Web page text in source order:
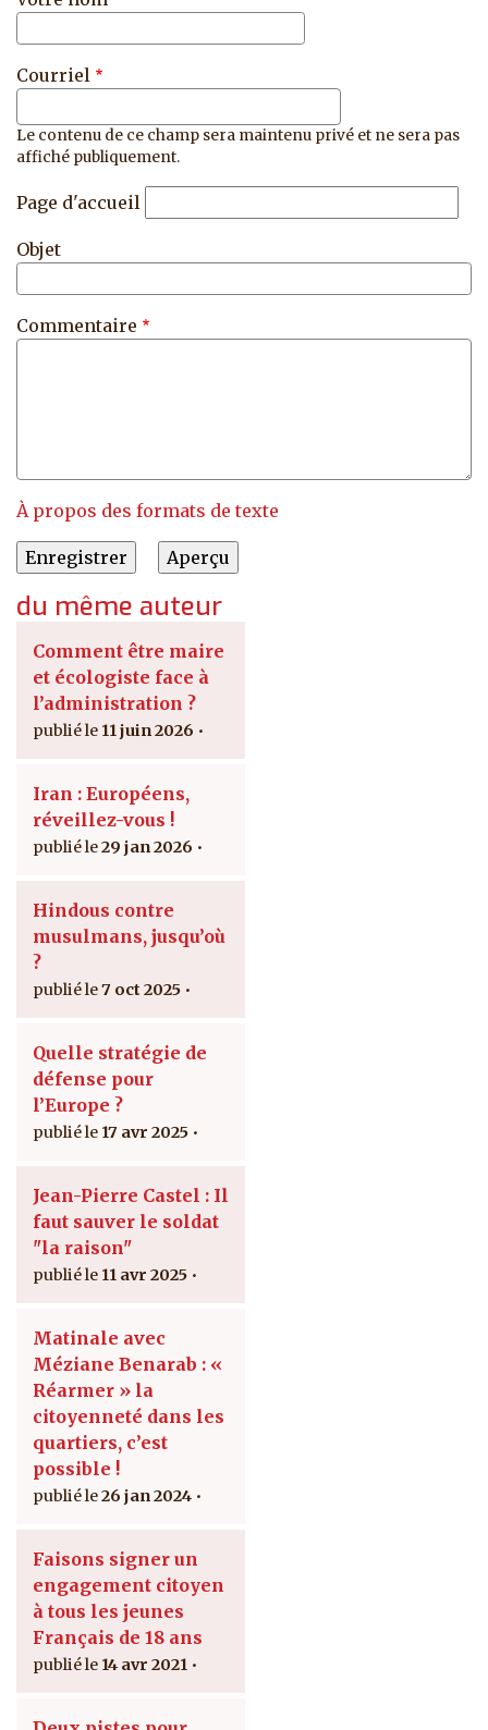
Courriel
Le contenu de ce champ sera maintenu privé et ne sera pas
affiché publiquement.
Page d'accueil
Objet
Commentaire
À propos des formats de texte
du même auteur
Comment être maire
et écologiste face à
l’administration ?
11 juin 2026
Iran : Européens,
réveillez-vous !
29 jan 2026
Hindous contre
musulmans, jusqu’où
?
7 oct 2025
Quelle stratégie de
défense pour
l’Europe ?
17 avr 2025
Jean-Pierre Castel : Il
faut sauver le soldat
"la raison"
11 avr 2025
Matinale avec
Méziane Benarab : «
Réarmer » la
citoyenneté dans les
quartiers, c’est
possible !
26 jan 2024
Faisons signer un
engagement citoyen
à tous les jeunes
Français de 18 ans
14 avr 2021